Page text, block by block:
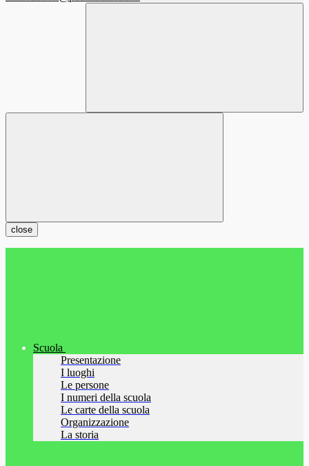
close
Scuola
Presentazione
I luoghi
Le persone
I numeri della scuola
Le carte della scuola
Organizzazione
La storia